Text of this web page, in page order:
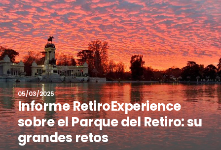
05/03/2025
Informe RetiroExperience
sobre el Parque del Retiro: su
grandes retos